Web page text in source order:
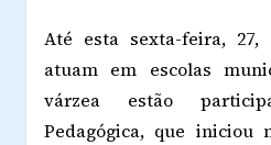
Até esta sexta-feira, 27,
atuam em escolas
várzea estão
Pedagógica, que iniciou